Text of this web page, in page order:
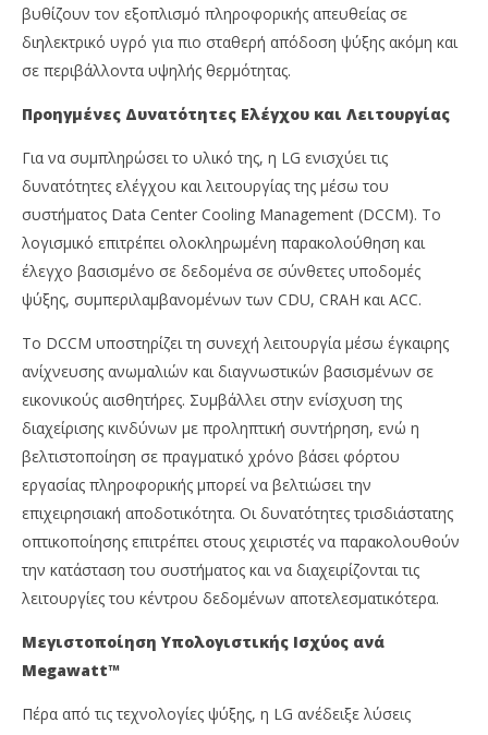
βυθίζουν τον εξοπλισμό πληροφορικής απευθείας σε
διηλεκτρικό υγρό για πιο σταθερή απόδοση ψύξης ακόμη και
σε περιβάλλοντα υψηλής θερμότητας.
Προηγμένες Δυνατότητες Ελέγχου και Λειτουργίας
Για να συμπληρώσει το υλικό της, η LG ενισχύει τις
δυνατότητες ελέγχου και λειτουργίας της μέσω του
συστήματος Data Center Cooling Management (DCCM). Το
λογισμικό επιτρέπει ολοκληρωμένη παρακολούθηση και
έλεγχο βασισμένο σε δεδομένα σε σύνθετες υποδομές
ψύξης, συμπεριλαμβανομένων των CDU, CRAH και ACC.
Το DCCM υποστηρίζει τη συνεχή λειτουργία μέσω έγκαιρης
ανίχνευσης ανωμαλιών και διαγνωστικών βασισμένων σε
εικονικούς αισθητήρες. Συμβάλλει στην ενίσχυση της
διαχείρισης κινδύνων με προληπτική συντήρηση, ενώ η
βελτιστοποίηση σε πραγματικό χρόνο βάσει φόρτου
εργασίας πληροφορικής μπορεί να βελτιώσει την
επιχειρησιακή αποδοτικότητα. Οι δυνατότητες τρισδιάστατης
οπτικοποίησης επιτρέπει στους χειριστές να παρακολουθούν
την κατάσταση του συστήματος και να διαχειρίζονται τις
λειτουργίες του κέντρου δεδομένων αποτελεσματικότερα.
Μεγιστοποίηση Υπολογιστικής Ισχύος ανά
Megawatt™
Πέρα από τις τεχνολογίες ψύξης, η LG ανέδειξε λύσεις